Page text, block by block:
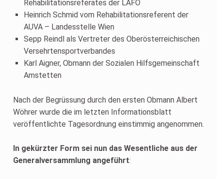
Rehabilitationsreferates der LAFO
Heinrich Schmid vom Rehabilitationsreferent der
AUVA – Landesstelle Wien
Sepp Reindl als Vertreter des Oberösterreichischen
Versehrtensportverbandes
Karl Aigner, Obmann der Sozialen Hilfsgemeinschaft
Amstetten
Nach der Begrüssung durch den ersten Obmann Albert
Wöhrer wurde die im letzten Informationsblatt
veröffentlichte Tagesordnung einstimmig angenommen.
In gekürzter Form sei nun das Wesentliche aus der
Generalversammlung angeführt: